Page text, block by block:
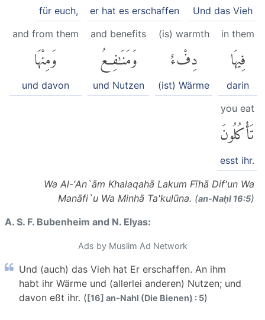
Und das Vieh
er hat es erschaffen
für euch,
in them
فِيهَا
darin
(is) warmth
دِفْءٌ
(ist) Wärme
and benefits
وَمَنَٰفِعُ
und Nutzen
and from them
وَمِنْهَا
und davon
you eat
تَأْكُلُونَ
esst ihr.
Wa Al-'An`ām Khalaqahā Lakum Fīhā Dif'un Wa
Manāfi`u Wa Minhā Ta'kulūna. (an-Naḥl 16:5)
A. S. F. Bubenheim and N. Elyas:
Ads by Muslim Ad Network
Und (auch) das Vieh hat Er erschaffen. An ihm
habt ihr Wärme und (allerlei anderen) Nutzen; und
davon eßt ihr. ([16] an-Nahl (Die Bienen) : 5)